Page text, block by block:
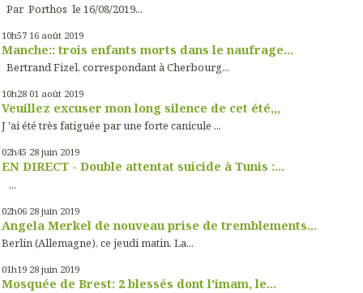
Par Porthos le 16/08/2019...
10h57 16 août 2019
Manche:: trois enfants morts dans le naufrage...
Bertrand Fizel, correspondant à Cherbourg...
10h28 01 août 2019
Veuillez excuser mon long silence de cet été,,,
J 'ai été très fatiguée par une forte canicule ...
02h45 28 juin 2019
EN DIRECT - Double attentat suicide à Tunis :...
...
02h06 28 juin 2019
Angela Merkel de nouveau prise de tremblements...
Berlin (Allemagne), ce jeudi matin. La...
01h19 28 juin 2019
Mosquée de Brest: 2 blessés dont l'imam, le...